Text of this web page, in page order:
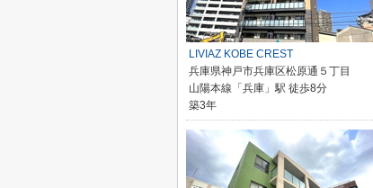
LIVIAZ KOBE CREST
兵庫県神戸市兵庫区松原通５丁目
山陽本線「兵庫」駅 徒歩8分
築3年